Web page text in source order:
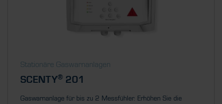
Stationäre Gaswarnanlagen
SCENTY® 201
Gaswarnanlage für bis zu 2 Messfühler. Erhöhen Sie die